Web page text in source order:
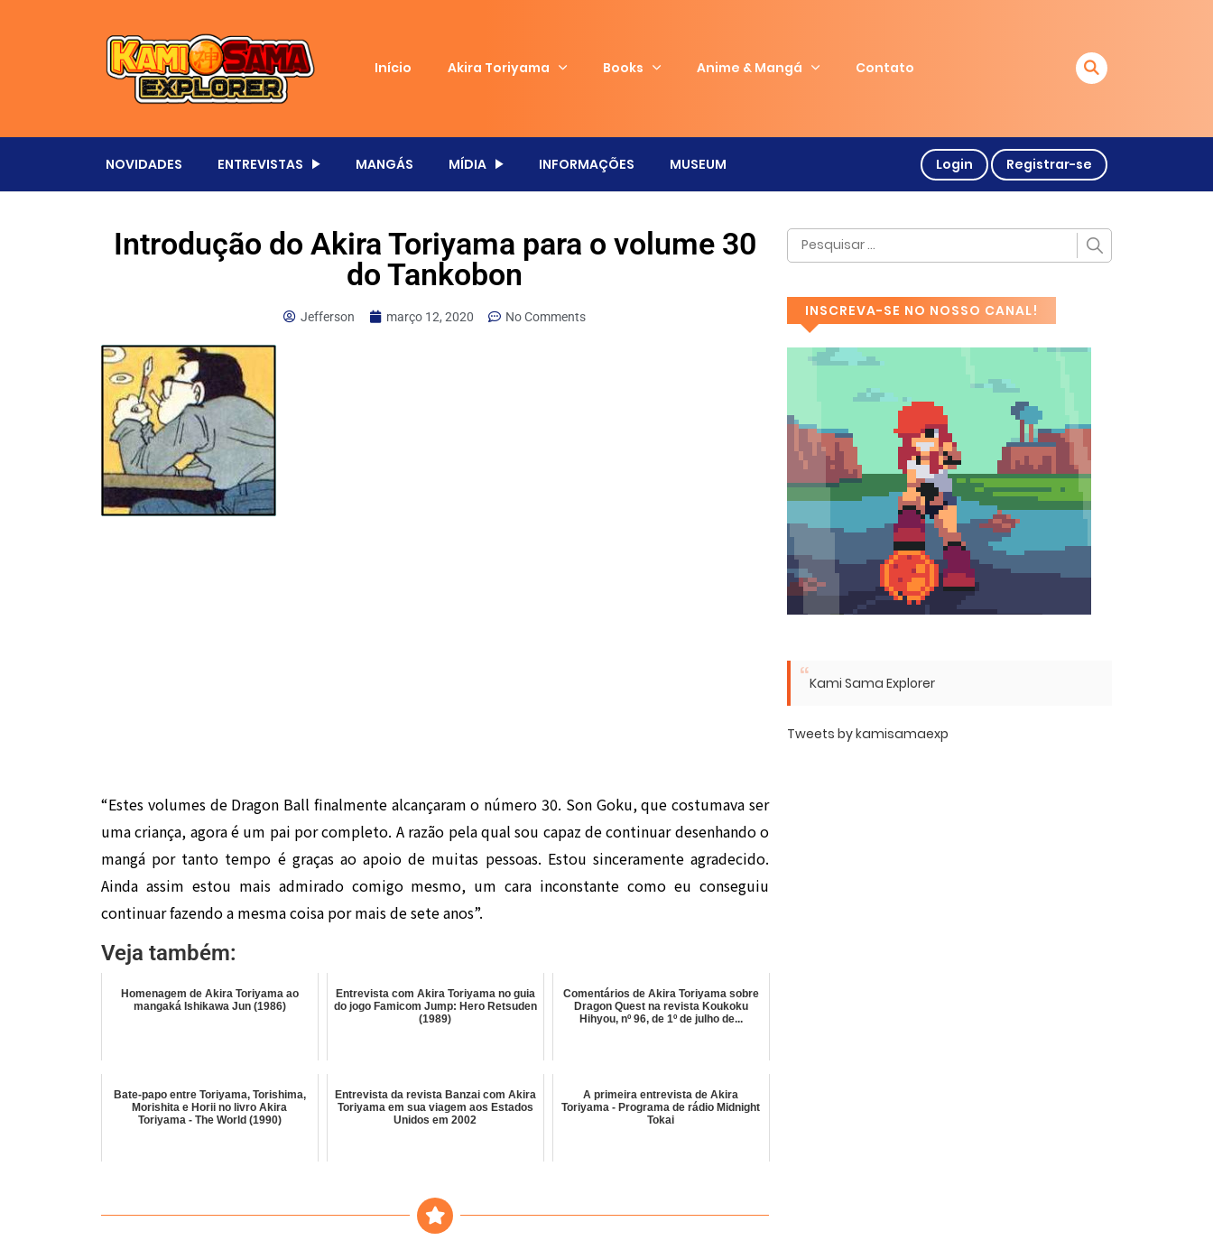
Início Akira Toriyama Books Anime & Mangá Contato
NOVIDADES ENTREVISTAS MANGÁS MÍDIA INFORMAÇÕES MUSEUM Login Registrar-se
Introdução do Akira Toriyama para o volume 30
do Tankobon
Jefferson março 12, 2020 No Comments
“Estes volumes de Dragon Ball finalmente alcançaram o número 30. Son Goku, que costumava ser
uma criança, agora é um pai por completo. A razão pela qual sou capaz de continuar desenhando o
mangá por tanto tempo é graças ao apoio de muitas pessoas. Estou sinceramente agradecido.
Ainda assim estou mais admirado comigo mesmo, um cara inconstante como eu conseguiu
continuar fazendo a mesma coisa por mais de sete anos”.
Veja também:
Homenagem de Akira Toriyama ao
mangaká Ishikawa Jun (1986)
Entrevista com Akira Toriyama no guia
do jogo Famicom Jump: Hero Retsuden
(1989)
Comentários de Akira Toriyama sobre
Dragon Quest na revista Koukoku
Hihyou, nº 96, de 1º de julho de...
Bate-papo entre Toriyama, Torishima,
Morishita e Horii no livro Akira
Toriyama - The World (1990)
Entrevista da revista Banzai com Akira
Toriyama em sua viagem aos Estados
Unidos em 2002
A primeira entrevista de Akira
Toriyama - Programa de rádio Midnight
Tokai
INSCREVA-SE NO NOSSO CANAL!
Kami Sama Explorer
Tweets by kamisamaexp